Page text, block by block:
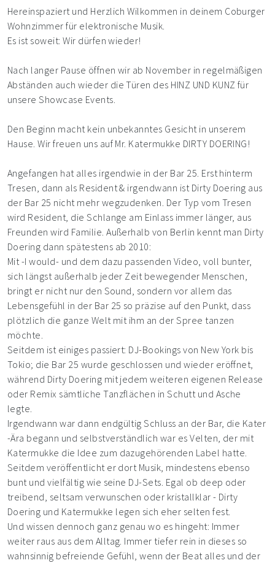
Hereinspaziert und Herzlich Wilkommen in deinem Coburger
Wohnzimmer für elektronische Musik.
Es ist soweit: Wir dürfen wieder!
Nach langer Pause öffnen wir ab November in regelmäßigen
Abständen auch wieder die Türen des HINZ UND KUNZ für
unsere Showcase Events.
Den Beginn macht kein unbekanntes Gesicht in unserem
Hause. Wir freuen uns auf Mr. Katermukke DIRTY DOERING!
Angefangen hat alles irgendwie in der Bar 25. Erst hinterm
Tresen, dann als Resident & irgendwann ist Dirty Doering aus
der Bar 25 nicht mehr wegzudenken. Der Typ vom Tresen
wird Resident, die Schlange am Einlass immer länger, aus
Freunden wird Familie. Außerhalb von Berlin kennt man Dirty
Doering dann spätestens ab 2010:
Mit -I would- und dem dazu passenden Video, voll bunter,
sich längst außerhalb jeder Zeit bewegender Menschen,
bringt er nicht nur den Sound, sondern vor allem das
Lebensgefühl in der Bar 25 so präzise auf den Punkt, dass
plötzlich die ganze Welt mit ihm an der Spree tanzen
möchte.
Seitdem ist einiges passiert: DJ-Bookings von New York bis
Tokio; die Bar 25 wurde geschlossen und wieder eröffnet,
während Dirty Doering mit jedem weiteren eigenen Release
oder Remix sämtliche Tanzflächen in Schutt und Asche
legte.
Irgendwann war dann endgültig Schluss an der Bar, die Kater
-Ära begann und selbstverständlich war es Velten, der mit
Katermukke die Idee zum dazugehörenden Label hatte.
Seitdem veröffentlicht er dort Musik, mindestens ebenso
bunt und vielfältig wie seine DJ-Sets. Egal ob deep oder
treibend, seltsam verwunschen oder kristallklar - Dirty
Doering und Katermukke legen sich eher selten fest.
Und wissen dennoch ganz genau wo es hingeht: Immer
weiter raus aus dem Alltag. Immer tiefer rein in dieses so
wahnsinnig befreiende Gefühl, wenn der Beat alles und der